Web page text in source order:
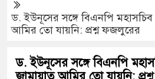
র‍্যাব, আসছে নতুন বাহিনী ‘স্পেশাল রেসপন্স
ফ্রি ফায়র গেম নিয়ে বিরোধে শিশু
ড. ইউনূসের সঙ্গে বিএনপি
আমির তো যায়নি: প্রশ্ন ফজলুরের
ড. ইউনূসের সঙ্গে বিএনপি